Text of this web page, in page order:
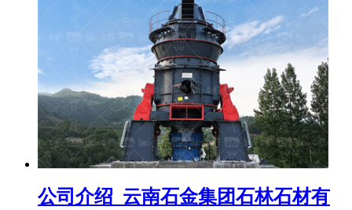
公司介绍_云南石金集团石林石材有